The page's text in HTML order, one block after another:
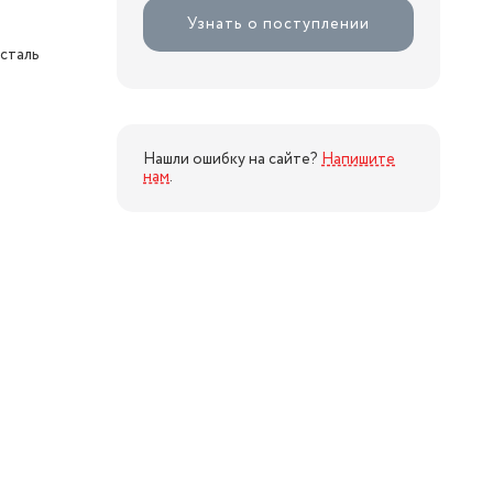
Узнать о поступлении
Нашли ошибку на сайте? Напишите
нам.